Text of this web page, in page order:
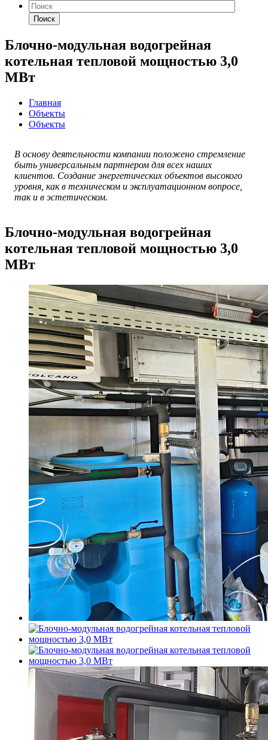
Поиск
Блочно-модульная водогрейная
котельная тепловой мощностью 3,0
МВт
Главная
Объекты
Объекты
В основу деятельности компании положено стремление
быть универсальным партнером для всех наших
клиентов. Создание энергетических объектов высокого
уровня, как в техническом и эксплуатационном вопросе,
так и в эстетическом.
Блочно-модульная водогрейная
котельная тепловой мощностью 3,0
МВт